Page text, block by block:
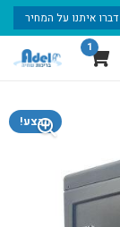
דברו איתנו על המחיר
1
מבצע!